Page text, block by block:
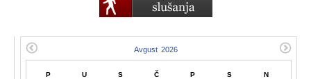
P U S Č P S N